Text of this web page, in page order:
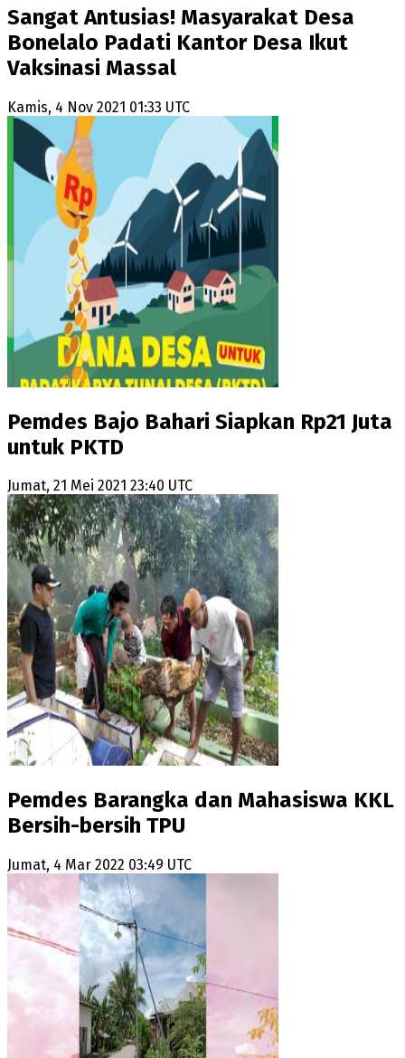
Sangat Antusias! Masyarakat Desa
Bonelalo Padati Kantor Desa Ikut
Vaksinasi Massal
Kamis, 4 Nov 2021 01:33 UTC
Pemdes Bajo Bahari Siapkan Rp21 Juta
untuk PKTD
Jumat, 21 Mei 2021 23:40 UTC
Pemdes Barangka dan Mahasiswa KKL
Bersih-bersih TPU
Jumat, 4 Mar 2022 03:49 UTC